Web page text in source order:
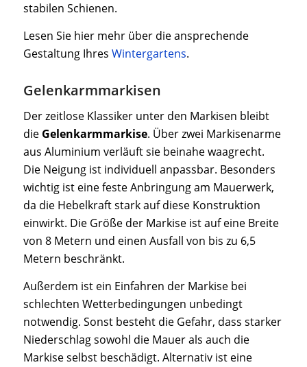
stabilen Schienen.
Lesen Sie hier mehr über die ansprechende
Gestaltung Ihres Wintergartens.
Gelenkarmmarkisen
Der zeitlose Klassiker unter den Markisen bleibt
die Gelenkarmmarkise. Über zwei Markisenarme
aus Aluminium verläuft sie beinahe waagrecht.
Die Neigung ist individuell anpassbar. Besonders
wichtig ist eine feste Anbringung am Mauerwerk,
da die Hebelkraft stark auf diese Konstruktion
einwirkt. Die Größe der Markise ist auf eine Breite
von 8 Metern und einen Ausfall von bis zu 6,5
Metern beschränkt.
Außerdem ist ein Einfahren der Markise bei
schlechten Wetterbedingungen unbedingt
notwendig. Sonst besteht die Gefahr, dass starker
Niederschlag sowohl die Mauer als auch die
Markise selbst beschädigt. Alternativ ist eine